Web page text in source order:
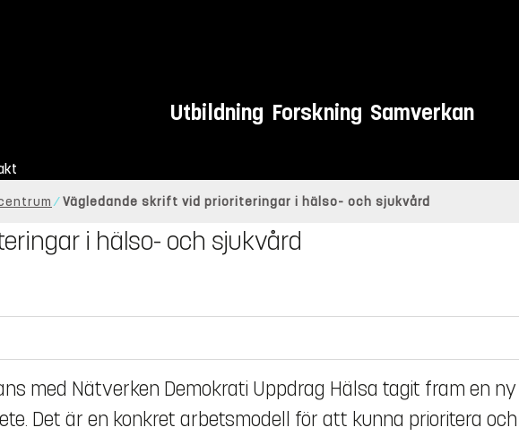
Utbildning Forskning Samverkan
Vägledande skrift vid prioriteringar i hälso- och sjukvård
i hälso- och sjukvård
med Nätverken Demokrati Uppdrag Hälsa tagit fram en ny
Det är en konkret arbetsmodell för att kunna prioritera och